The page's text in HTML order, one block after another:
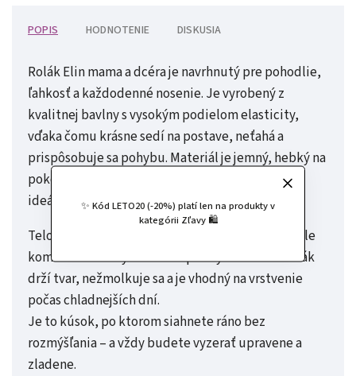
✨ Kód LETO20 (-20%) platí len na produkty v
kategórii Zľavy 🛍️
POPIS HODNOTENIE DISKUSIA
Rolák Elin mama a dcéra je navrhnutý pre pohodlie,
ľahkosť a každodenné nosenie. Je vyrobený z
kvalitnej bavlny s vysokým podielom elasticity,
vďaka čomu krásne sedí na postave, neťahá a
prispôsobuje sa pohybu. Materiál je jemný, hebký na
pokožke a dostatočne priedušný, čo z neho robí
ideálny kúsok pre deti aj dospelých.
Telová farba pôsobí elegantne, čisto a dá sa skvele
kombinovať s akýmkoľvek spodným dielom. Rolák
drží tvar, nežmolkuje sa a je vhodný na vrstvenie
počas chladnejších dní.
Je to kúsok, po ktorom siahnete ráno bez
rozmýšľania – a vždy budete vyzerať upravene a
zladene.